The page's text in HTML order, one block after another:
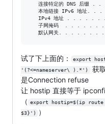
连接特定的 DNS 后缀 . .
本地链接 IPv6 地址. .
IPv4 地址 . . . . . .
子网掩码  . . . . . .
试了下上面的：
export
'(?<=nameserver\ ).*')
获
是Connection refuse
让 hostip 直接等于
（ export hostip=$(ip
$3}')
）